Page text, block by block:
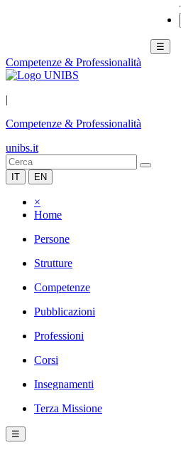
☰
Competenze & Professionalità
|
Competenze & Professionalità
unibs.it
IT EN
×
Home
Persone
Strutture
Competenze
Pubblicazioni
Professioni
Corsi
Insegnamenti
Terza Missione
☰